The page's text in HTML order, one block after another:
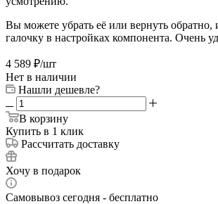
Вы можете убрать её или вернуть обратно,
галочку в настройках компонента. Очень
4 589 ₽/шт
Нет в наличии
Нашли дешевле?
В корзину
Купить в 1 клик
Рассчитать доставку
Хочу в подарок
Самовывоз сегодня - бесплатно